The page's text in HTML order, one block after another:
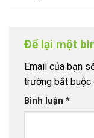
Để lại một
Email của bạn
trường bắt buộc
Bình luận *